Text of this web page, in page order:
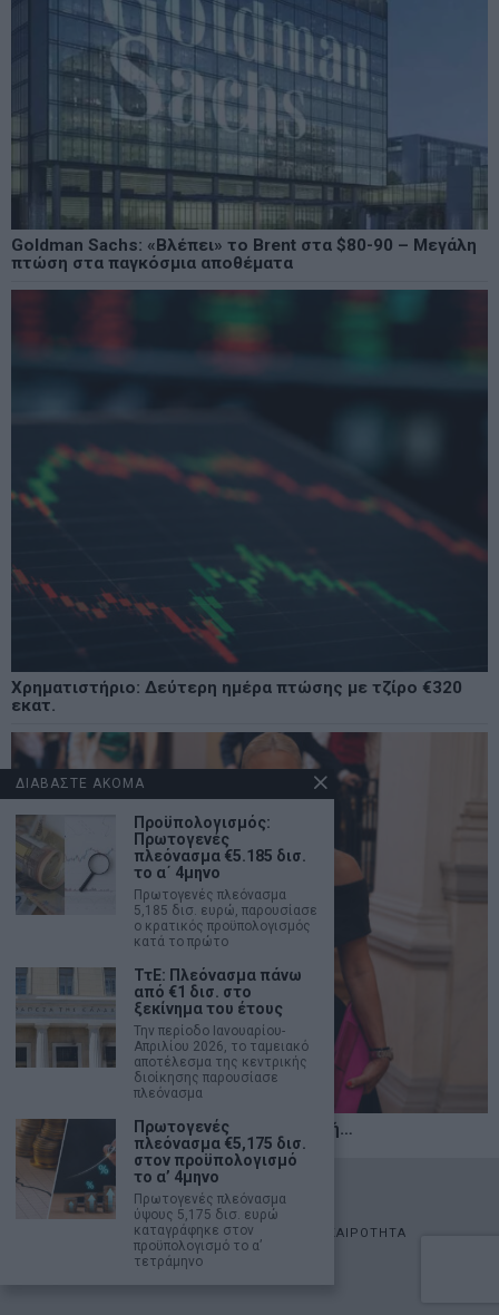
Goldman Sachs: «Βλέπει» το Brent στα $80-90 – Μεγάλη
πτώση στα παγκόσμια αποθέματα
Χρηματιστήριο: Δεύτερη ημέρα πτώσης με τζίρο €320
εκατ.
Η αληθινή παιδεία ξεκινά από την ψυχή…
©2026 - marketnews.gr - All Rights Reserved
ΟΙΚΟΝΟΜΙΑ ΠΟΛΙΤΙΚΗ ΑΓΟΡΕΣ
ΕΠΙΚΑΙΡΟΤΗΤΑ
LIFESTYLE
ΔΙΑΒΑΣΤΕ ΑΚΟΜΑ
Προϋπολογισμός:
Πρωτογενές
πλεόνασμα €5.185 δισ.
το α΄ 4μηνο
Πρωτογενές πλεόνασμα
5,185 δισ. ευρώ, παρουσίασε
ο κρατικός προϋπολογισμός
κατά το πρώτο
ΤτΕ: Πλεόνασμα πάνω
από €1 δισ. στο
ξεκίνημα του έτους
Την περίοδο Ιανουαρίου-
Απριλίου 2026, το ταμειακό
αποτέλεσμα της κεντρικής
διοίκησης παρουσίασε
πλεόνασμα
Πρωτογενές
πλεόνασμα €5,175 δισ.
στον προϋπολογισμό
το α’ 4μηνο
Πρωτογενές πλεόνασμα
ύψους 5,175 δισ. ευρώ
καταγράφηκε στον
προϋπολογισμό το α’
τετράμηνο